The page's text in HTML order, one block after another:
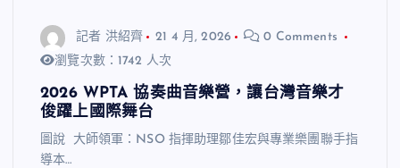
記者 洪紹齊 21 4 月, 2026
0 Comments
瀏覽次數：1742 人次
2026 WPTA 協奏曲音樂營，讓台灣音樂才
俊躍上國際舞台
圖說 大師領軍：NSO 指揮助理鄒佳宏與專業樂團聯手指
導本…